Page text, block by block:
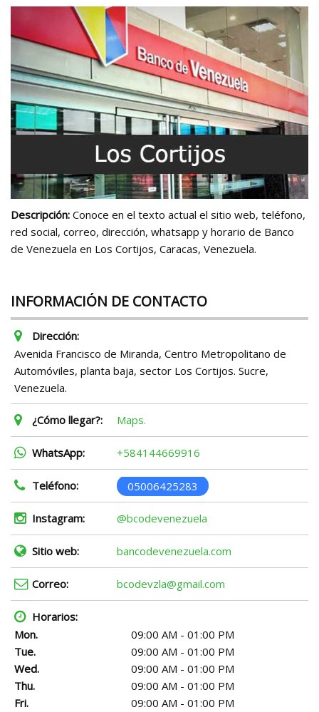
Descripción: Conoce en el texto actual el sitio web, teléfono,
red social, correo, dirección, whatsapp y horario de Banco
de Venezuela en Los Cortijos, Caracas, Venezuela.
INFORMACIÓN DE CONTACTO
Dirección:
Avenida Francisco de Miranda, Centro Metropolitano de
Automóviles, planta baja, sector Los Cortijos. Sucre,
Venezuela.
¿Cómo llegar?: Maps.
WhatsApp: +584144669916
Teléfono: 05006425283
Instagram: @bcodevenezuela
Sitio web: bancodevenezuela.com
Correo: bcodevzla@gmail.com
Horarios:
Mon.
09:00 AM - 01:00 PM
Tue.
09:00 AM - 01:00 PM
Wed.
09:00 AM - 01:00 PM
Thu.
09:00 AM - 01:00 PM
Fri.
09:00 AM - 01:00 PM